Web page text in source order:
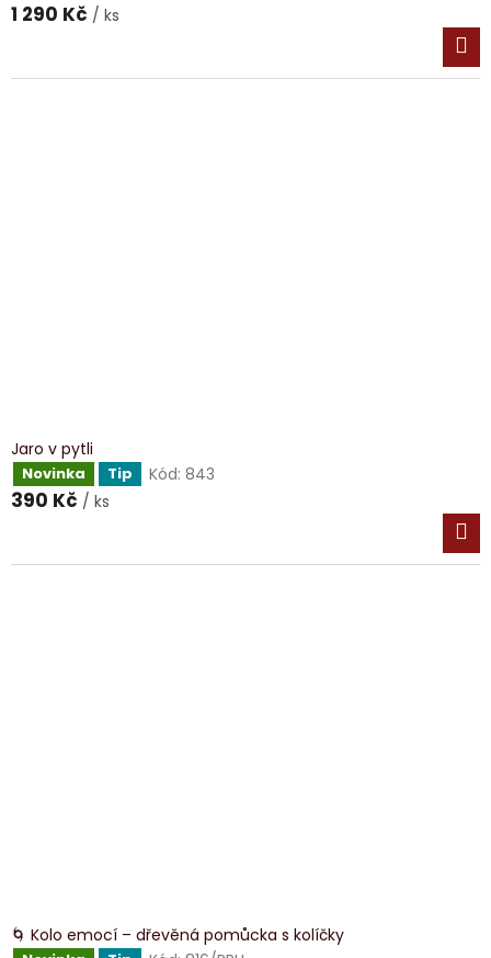
1 290 Kč / ks
Jaro v pytli
Novinka Tip Kód: 843
390 Kč / ks
🌀 Kolo emocí – dřevěná pomůcka s kolíčky